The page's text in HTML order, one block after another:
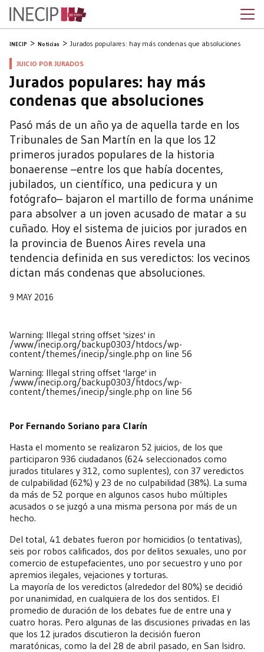
INECIP Noticias Jurados populares: hay más condenas que absoluciones
JUICIO POR JURADOS
Jurados populares: hay más
condenas que absoluciones
Pasó más de un año ya de aquella tarde en los
Tribunales de San Martín en la que los 12
primeros jurados populares de la historia
bonaerense –entre los que había docentes,
jubilados, un científico, una pedicura y un
fotógrafo– bajaron el martillo de forma unánime
para absolver a un joven acusado de matar a su
cuñado. Hoy el sistema de juicios por jurados en
la provincia de Buenos Aires revela una
tendencia definida en sus veredictos: los vecinos
dictan más condenas que absoluciones.
9 MAY 2016
Warning: Illegal string offset 'sizes' in
/www/inecip.org/backup0303/htdocs/wp-
content/themes/inecip/single.php on line 56
Warning: Illegal string offset 'large' in
/www/inecip.org/backup0303/htdocs/wp-
content/themes/inecip/single.php on line 56
Por Fernando Soriano para Clarín
Hasta el momento se realizaron 52 juicios, de los que
participaron 936 ciudadanos (624 seleccionados como
jurados titulares y 312, como suplentes), con 37 veredictos
de culpabilidad (62%) y 23 de no culpabilidad (38%). La suma
da más de 52 porque en algunos casos hubo múltiples
acusados o se juzgó a una misma persona por más de un
hecho.
Del total, 41 debates fueron por homicidios (o tentativas),
seis por robos calificados, dos por delitos sexuales, uno por
comercio de estupefacientes, uno por secuestro y uno por
apremios ilegales, vejaciones y torturas.
La mayoría de los veredictos (alrededor del 80%) se decidió
por unanimidad, en cualquiera de los dos sentidos. El
promedio de duración de los debates fue de entre una y
cuatro horas. Pero algunas de las discusiones privadas en las
que los 12 jurados discutieron la decisión fueron
maratónicas, como la del 28 de abril pasado, en San Isidro.